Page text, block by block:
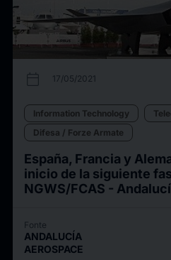
calendar_today 17/05/2021
Information Technology
Difesa / Forze Armate
España, Francia y
inicio de la siguiente
NGWS/FCAS -
Fonte
ANDALUCÍA
AEROSPACE